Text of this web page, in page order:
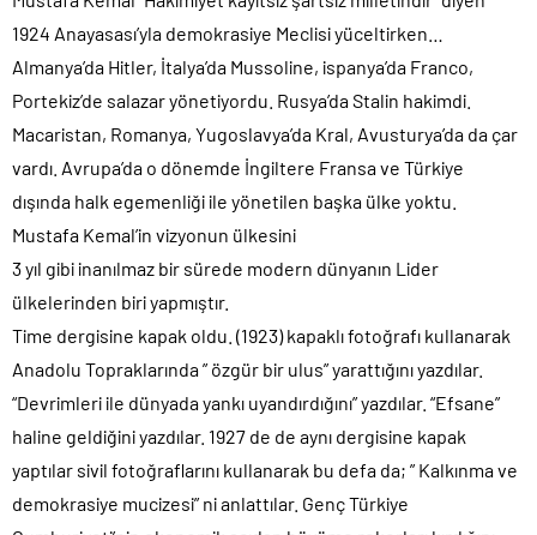
1924 Anayasası’yla demokrasiye Meclisi yüceltirken…
Almanya’da Hitler, İtalya’da Mussoline, ispanya’da Franco,
Portekiz’de salazar yönetiyordu. Rusya’da Stalin hakimdi.
Macaristan, Romanya, Yugoslavya’da Kral, Avusturya’da da çar
vardı. Avrupa’da o dönemde İngiltere Fransa ve Türkiye
dışında halk egemenliği ile yönetilen başka ülke yoktu.
Mustafa Kemal’in vizyonun ülkesini
3 yıl gibi inanılmaz bir sürede modern dünyanın Lider
ülkelerinden biri yapmıştır.
Time dergisine kapak oldu. (1923) kapaklı fotoğrafı kullanarak
Anadolu Topraklarında ” özgür bir ulus” yarattığını yazdılar.
“Devrimleri ile dünyada yankı uyandırdığını” yazdılar. “Efsane”
haline geldiğini yazdılar. 1927 de de aynı dergisine kapak
yaptılar sivil fotoğraflarını kullanarak bu defa da; ” Kalkınma ve
demokrasiye mucizesi” ni anlattılar. Genç Türkiye